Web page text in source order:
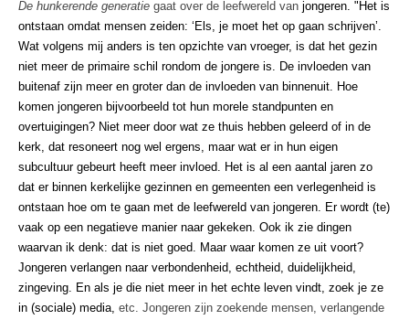
De hunkerende generatie gaat over de leefwereld van jongeren. "Het is
ontstaan omdat mensen zeiden: ‘Els, je moet het op gaan schrijven’.
Wat volgens mij anders is ten opzichte van vroeger, is dat het gezin
niet meer de primaire schil rondom de jongere is. De invloeden van
buitenaf zijn meer en groter dan de invloeden van binnenuit. Hoe
komen jongeren bijvoorbeeld tot hun morele standpunten en
overtuigingen? Niet meer door wat ze thuis hebben geleerd of in de
kerk, dat resoneert nog wel ergens, maar wat er in hun eigen
subcultuur gebeurt heeft meer invloed. Het is al een aantal jaren zo
dat er binnen kerkelijke gezinnen en gemeenten een verlegenheid is
ontstaan hoe om te gaan met de leefwereld van jongeren. Er wordt (te)
vaak op een negatieve manier naar gekeken. Ook ik zie dingen
waarvan ik denk: dat is niet goed. Maar waar komen ze uit voort?
Jongeren verlangen naar verbondenheid, echtheid, duidelijkheid,
zingeving. En als je die niet meer in het echte leven vindt, zoek je ze
in (sociale) media, etc. Jongeren zijn zoekende mensen, verlangende